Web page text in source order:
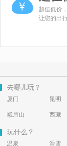
超值低价
让您的出
去哪儿玩？
厦门 昆明
峨眉山 西藏
玩什么？
温泉 滑雪